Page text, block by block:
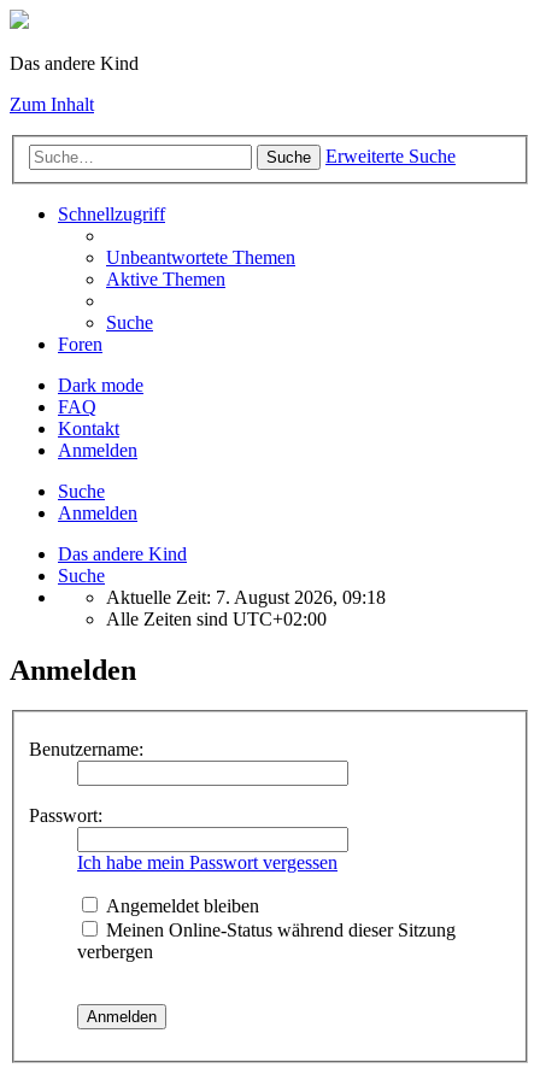
Das andere Kind
Zum Inhalt
Suche Erweiterte Suche
Schnellzugriff
Unbeantwortete Themen
Aktive Themen
Suche
Foren
Dark mode
FAQ
Kontakt
Anmelden
Suche
Anmelden
Das andere Kind
Suche
Aktuelle Zeit: 7. August 2026, 09:18
Alle Zeiten sind UTC+02:00
Anmelden
Benutzername:
Passwort:
Ich habe mein Passwort vergessen
Angemeldet bleiben
Meinen Online-Status während dieser Sitzung
verbergen